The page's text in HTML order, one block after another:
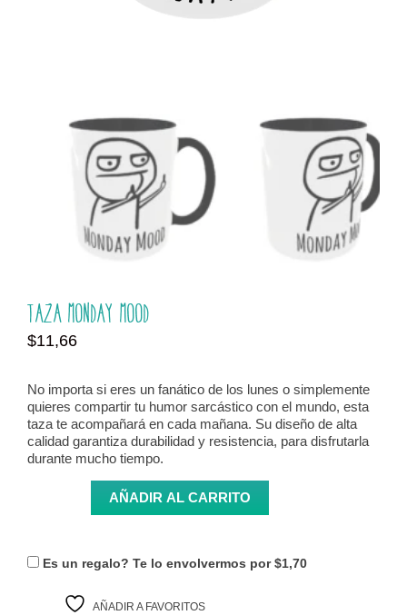
Taza Monday Mood
$11,66
No importa si eres un fanático de los lunes o simplemente
quieres compartir tu humor sarcástico con el mundo, esta
taza te acompañará en cada mañana. Su diseño de alta
calidad garantiza durabilidad y resistencia, para disfrutarla
durante mucho tiempo.
Taza Monday Mood cantidad
AÑADIR AL CARRITO
Es un regalo? Te lo envolvermos por$1,70
AÑADIR A FAVORITOS